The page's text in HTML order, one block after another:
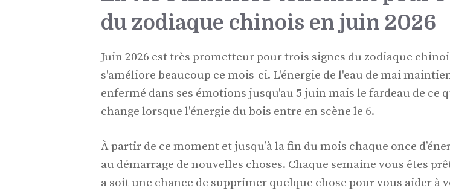
du zodiaque chinois en juin 2026
Juin 2026 est très prometteur pour trois signes du zodiaque
s'améliore beaucoup ce mois-ci. L'énergie de l'eau de mai
enfermé dans ses émotions jusqu'au 5 juin mais le fardeau de ce
change lorsque l'énergie du bois entre en scène le 6.
À partir de ce moment et jusqu’à la fin du mois chaque once
au démarrage de nouvelles choses. Chaque semaine vous êtes
a soit une chance de supprimer quelque chose pour vous aider à